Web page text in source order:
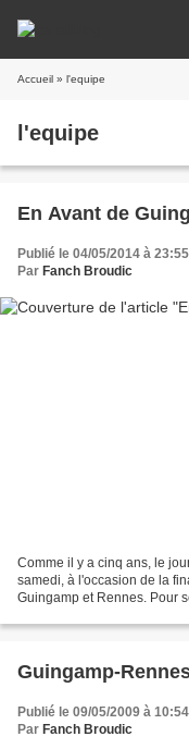
Accueil » l'equipe
l'equipe
En Avant de
Publié le 04/05/2014 à 23:55
Par Fanch Broudic
Comme il y a cinq ans, le
samedi, à l'occasion de la
Guingamp et Rennes. Pour
Guingamp-
Publié le 09/05/2009 à 10:54
Par Fanch Broudic